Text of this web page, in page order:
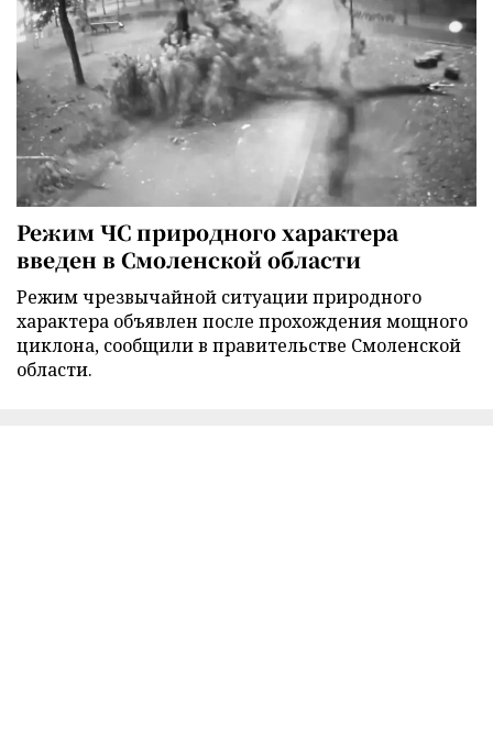
Режим ЧС природного характера
введен в Смоленской области
Режим чрезвычайной ситуации природного
характера объявлен после прохождения мощного
циклона, сообщили в правительстве Смоленской
области.